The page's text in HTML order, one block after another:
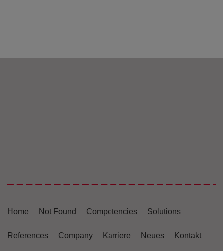
Home Not Found Competencies Solutions
References Company Karriere Neues Kontakt